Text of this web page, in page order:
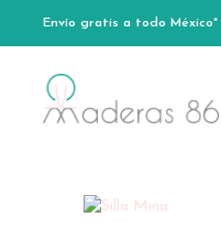
Envío gratis a todo México*